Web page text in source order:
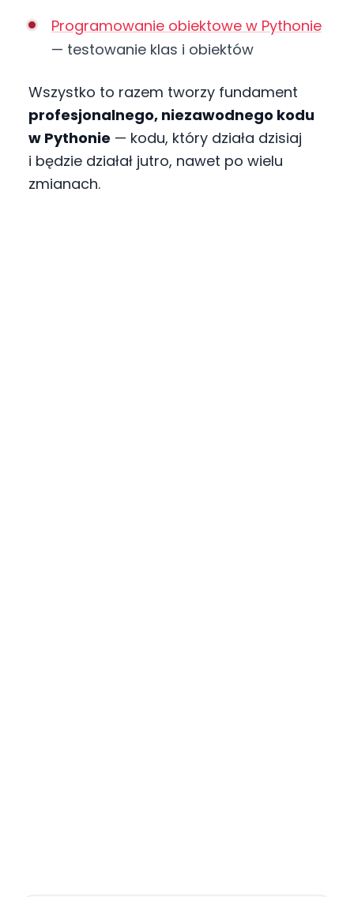
Programowanie obiektowe w Pythonie
— testowanie klas i obiektów
Wszystko to razem tworzy fundament
profesjonalnego, niezawodnego kodu
w Pythonie — kodu, który działa dzisiaj
i będzie działał jutro, nawet po wielu
zmianach.